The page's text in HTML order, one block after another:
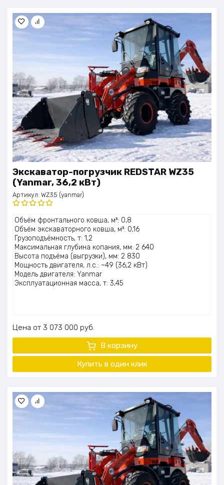
Экскаватор-погрузчик REDSTAR WZ35
(Yanmar, 36,2 кВт)
Артикул: WZ35 (yanmar)
Оценка
5.00из 5
Объём фронтального ковша, м³: 0,8
Объём экскаваторного ковша, м³: 0,16
Грузоподъёмность, т: 1,2
Максимальная глубина копания, мм: 2 640
Высота подъёма (выгрузки), мм: 2 830
Мощность двигателя, л.с.: ~49 (36,2 кВт)
Модель двигателя: Yanmar
Эксплуатационная масса, т: 3,45
Цена 3 073 000 руб.
В корзину
Купить в один клик